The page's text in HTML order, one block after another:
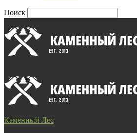
Поиск
Каменный Лес